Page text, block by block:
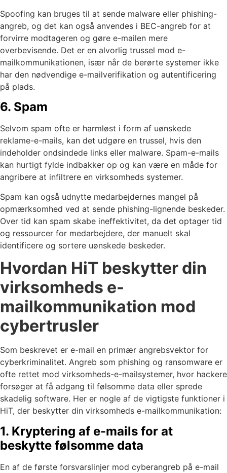
Spoofing kan bruges til at sende malware eller phishing-
angreb, og det kan også anvendes i BEC-angreb for at
forvirre modtageren og gøre e-mailen mere
overbevisende. Det er en alvorlig trussel mod e-
mailkommunikationen, især når de berørte systemer ikke
har den nødvendige e-mailverifikation og autentificering
på plads.
6. Spam
Selvom spam ofte er harmløst i form af uønskede
reklame-e-mails, kan det udgøre en trussel, hvis den
indeholder ondsindede links eller malware. Spam-e-mails
kan hurtigt fylde indbakker op og kan være en måde for
angribere at infiltrere en virksomheds systemer.
Spam kan også udnytte medarbejdernes mangel på
opmærksomhed ved at sende phishing-lignende beskeder.
Over tid kan spam skabe ineffektivitet, da det optager tid
og ressourcer for medarbejdere, der manuelt skal
identificere og sortere uønskede beskeder.
Hvordan HiT beskytter din
virksomheds e-
mailkommunikation mod
cybertrusler
Som beskrevet er e-mail en primær angrebsvektor for
cyberkriminalitet. Angreb som phishing og ransomware er
ofte rettet mod virksomheds-e-mailsystemer, hvor hackere
forsøger at få adgang til følsomme data eller sprede
skadelig software. Her er nogle af de vigtigste funktioner i
HiT, der beskytter din virksomheds e-mailkommunikation:
1. Kryptering af e-mails for at
beskytte følsomme data
En af de første forsvarslinjer mod cyberangreb på e-mail